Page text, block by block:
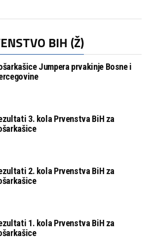
BIH (Ž)
Jumpera prvakinje Bosne i
3. kola Prvenstva BiH za
2. kola Prvenstva BiH za
1. kola Prvenstva BiH za